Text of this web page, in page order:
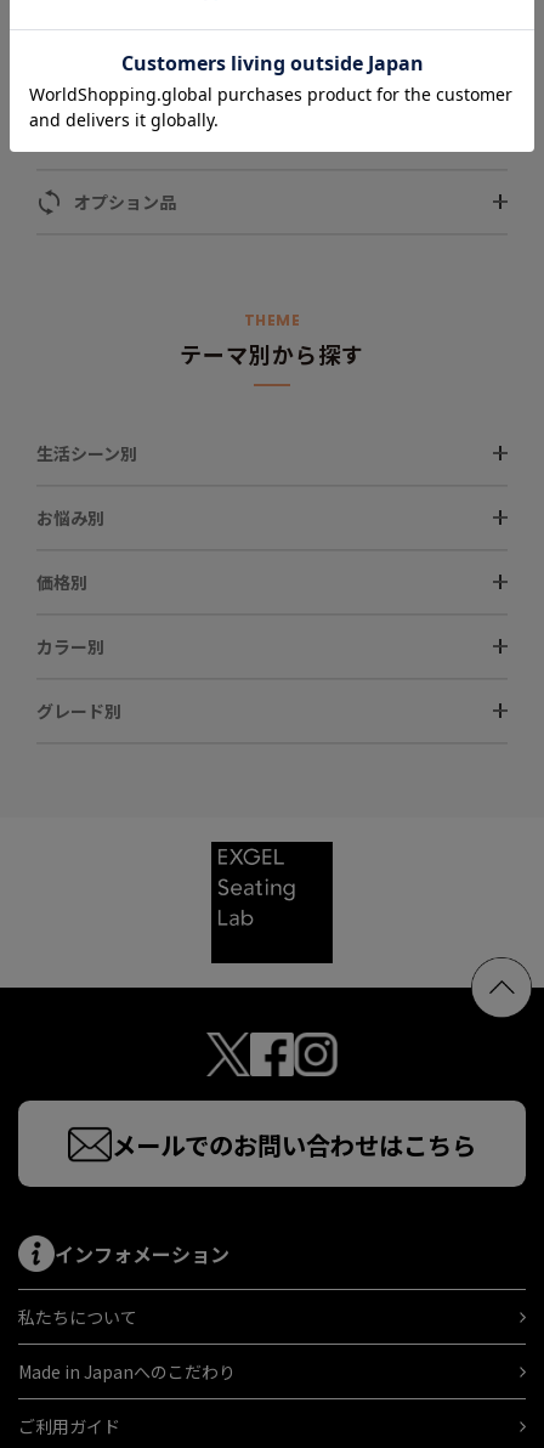
ペット用
モータースポーツ用
オプション品
THEME
テーマ別から探す
生活シーン別
お悩み別
価格別
カラー別
グレード別
メールでのお問い合わせはこちら
インフォメーション
私たちについて
Made in Japanへのこだわり
ご利用ガイド